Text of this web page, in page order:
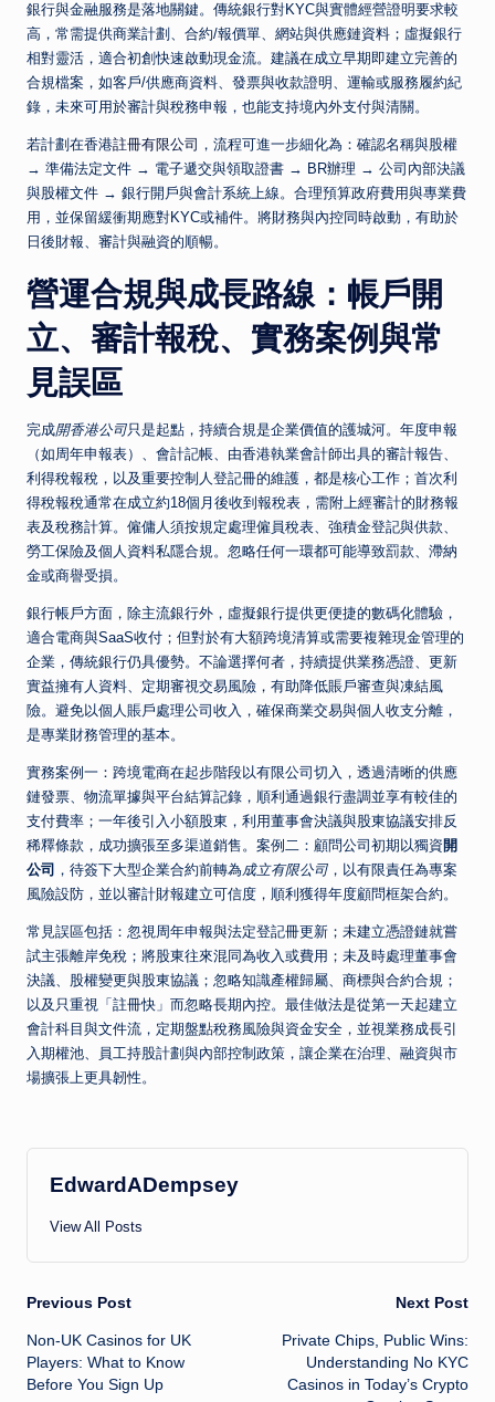
銀行與金融服務是落地關鍵。傳統銀行對KYC與實體經營證明要求較
高，常需提供商業計劃、合約/報價單、網站與供應鏈資料；虛擬銀行
相對靈活，適合初創快速啟動現金流。建議在成立早期即建立完善的
合規檔案，如客戶/供應商資料、發票與收款證明、運輸或服務履約紀
錄，未來可用於審計與稅務申報，也能支持境內外支付與清關。
若計劃在香港註冊有限公司 ，流程可進一步細化為：確認名稱與股權
→ 準備法定文件 → 電子遞交與領取證書 → BR辦理 → 公司內部決議
與股權文件 → 銀行開戶與會計系統上線。合理預算政府費用與專業費
用，並保留緩衝期應對KYC或補件。將財務與內控同時啟動，有助於
日後財報、審計與融資的順暢。
營運合規與成長路線：帳戶開
立、審計報稅、實務案例與常
見誤區
完成開香港公司只是起點，持續合規是企業價值的護城河。年度申報
（如周年申報表）、會計記帳、由香港執業會計師出具的審計報告、
利得稅報稅，以及重要控制人登記冊的維護，都是核心工作；首次利
得稅報稅通常在成立約18個月後收到報稅表，需附上經審計的財務報
表及稅務計算。僱傭人須按規定處理僱員稅表、強積金登記與供款、
勞工保險及個人資料私隱合規。忽略任何一環都可能導致罰款、滯納
金或商譽受損。
銀行帳戶方面，除主流銀行外，虛擬銀行提供更便捷的數碼化體驗，
適合電商與SaaS收付；但對於有大額跨境清算或需要複雜現金管理的
企業，傳統銀行仍具優勢。不論選擇何者，持續提供業務憑證、更新
實益擁有人資料、定期審視交易風險，有助降低賬戶審查與凍結風
險。避免以個人賬戶處理公司收入，確保商業交易與個人收支分離，
是專業財務管理的基本。
實務案例一：跨境電商在起步階段以有限公司切入，透過清晰的供應
鏈發票、物流單據與平台結算記錄，順利通過銀行盡調並享有較佳的
支付費率；一年後引入小額股東，利用董事會決議與股東協議安排反
稀釋條款，成功擴張至多渠道銷售。案例二：顧問公司初期以獨資 開
公司 ，待簽下大型企業合約前轉為成立有限公司 ，以有限責任為專案
風險設防，並以審計財報建立可信度，順利獲得年度顧問框架合約。
常見誤區包括：忽視周年申報與法定登記冊更新；未建立憑證鏈就嘗
試主張離岸免稅；將股東往來混同為收入或費用；未及時處理董事會
決議、股權變更與股東協議；忽略知識產權歸屬、商標與合約合規；
以及只重視「註冊快」而忽略長期內控。最佳做法是從第一天起建立
會計科目與文件流，定期盤點稅務風險與資金安全，並視業務成長引
入期權池、員工持股計劃與內部控制政策，讓企業在治理、融資與市
場擴張上更具韌性。
EdwardADempsey
View All Posts
Post
navigation
Previous Post
Non-UK Casinos for UK
Players: What to Know
Before You Sign Up
Next Post
Private Chips, Public Wins:
Understanding No KYC
Casinos in Today’s Crypto